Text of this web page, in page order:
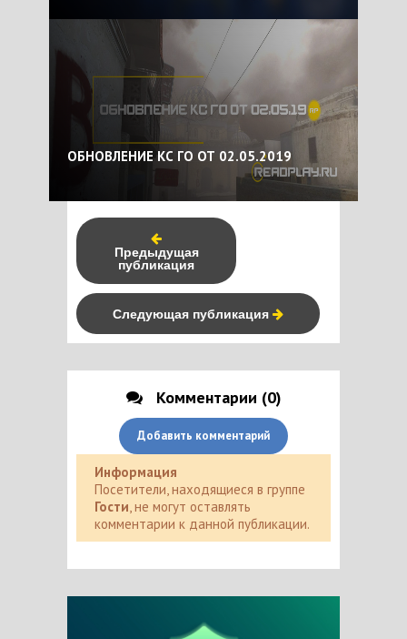
ОБНОВЛЕНИЕ КС ГО ОТ 02.05.2019
Предыдущая
публикация
Следующая публикация
Комментарии (0)
Добавить комментарий
Информация
Посетители, находящиеся в группе
Гости , не могут оставлять
комментарии к данной публикации.